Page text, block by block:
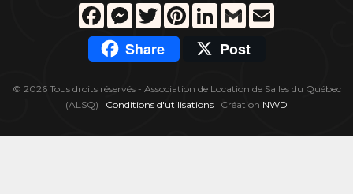
FacebookMessenger
TwitterPinterestLinkedIn
Gmail
Share Post
© 2026 Tous droits réservés - Association de Location de Salles du Québec
(ALSQ) | Conditions d'utilisations | Création NWD